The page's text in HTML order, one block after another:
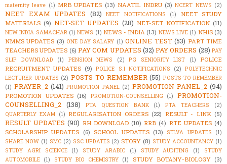
maternity leave (1) MRB UPDATES (13) NAATIL INDRU (3) NCERT NEWS (2)
NEET EXAM UPDATES (82) NEET NOTIFICATIONS (1)
NEET STUDY
MATERIALS (9) NET-SET UPDATES (28) NET-SET NOTIFICATION (11)
NEW INDIA SAMACHAR (1) NEWS (1) NEWS - INDIA (13) NEWS LIVE (1) NHIS (3)
NMMS UPDATES (3) ONE DAY SALARY (1) ONLINE TEST (53) PART TIME
TEACHERS UPDATES (6) PAY COM UPDATES (32) PAY ORDERS (28) PAY
SLIP DOWNLOAD
(1) PENSION NEWS (2) PG SENIORITY LIST (1)
POLICE
RECRUITMENT UPDATES (9) POLICE S.I NOTIFICATIONS (2) POLYTECHNIC
LECTURER UPDATES (2) POSTS TO REMEMBER (55) POSTS-TO-REMEMBER
(1) PRAYER_2 (141) PROMOTION PANEL (2) PROMOTION PANEL_2 (94)
PROMOTION UPDATES (16) PROMOTION-COUNSELLING (1)
PROMOTION-
COUNSELLING_2 (138) PTA QUESTION BANK (1) PTA TEACHERS
(2)
QUARTERLY EXAM (1) REGULARISATION ORDERS (22) RESULT - LINK (5)
RESULT UPDATES (90) RH DOWNLOAD (10) RRB (4) RTE UPDATES (4)
SCHOLARSHIP UPDATES (6) SCHOOL UPDATES (13) SELVA UPDATES
(1)
SHARE NOW (1) SMC (2) SSC UPDATES (2) STORY (8) STUDY ACCOUNTANCY (1)
STUDY AGRI SCIENCE
(1) STUDY ARABIC (1) STUDY AUDITING (1)
STUDY
AUTOMOBILE (1) STUDY BIO CHEMISTRY (1) STUDY BOTANY-BIOLOGY (3)